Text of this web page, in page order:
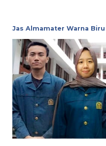
Jas Almamater Warna Biru